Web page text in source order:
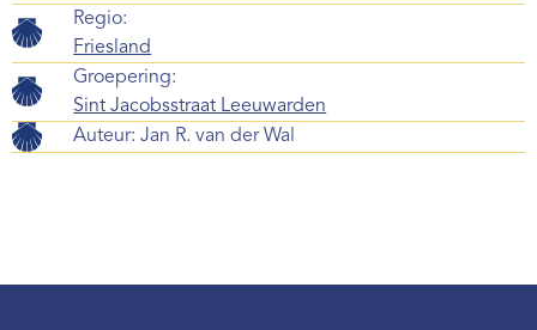
Regio:
Friesland
Groepering:
Sint Jacobsstraat Leeuwarden
Auteur:Jan R. van der Wal